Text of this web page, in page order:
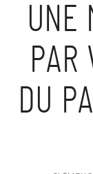
UNE
PAR
DU